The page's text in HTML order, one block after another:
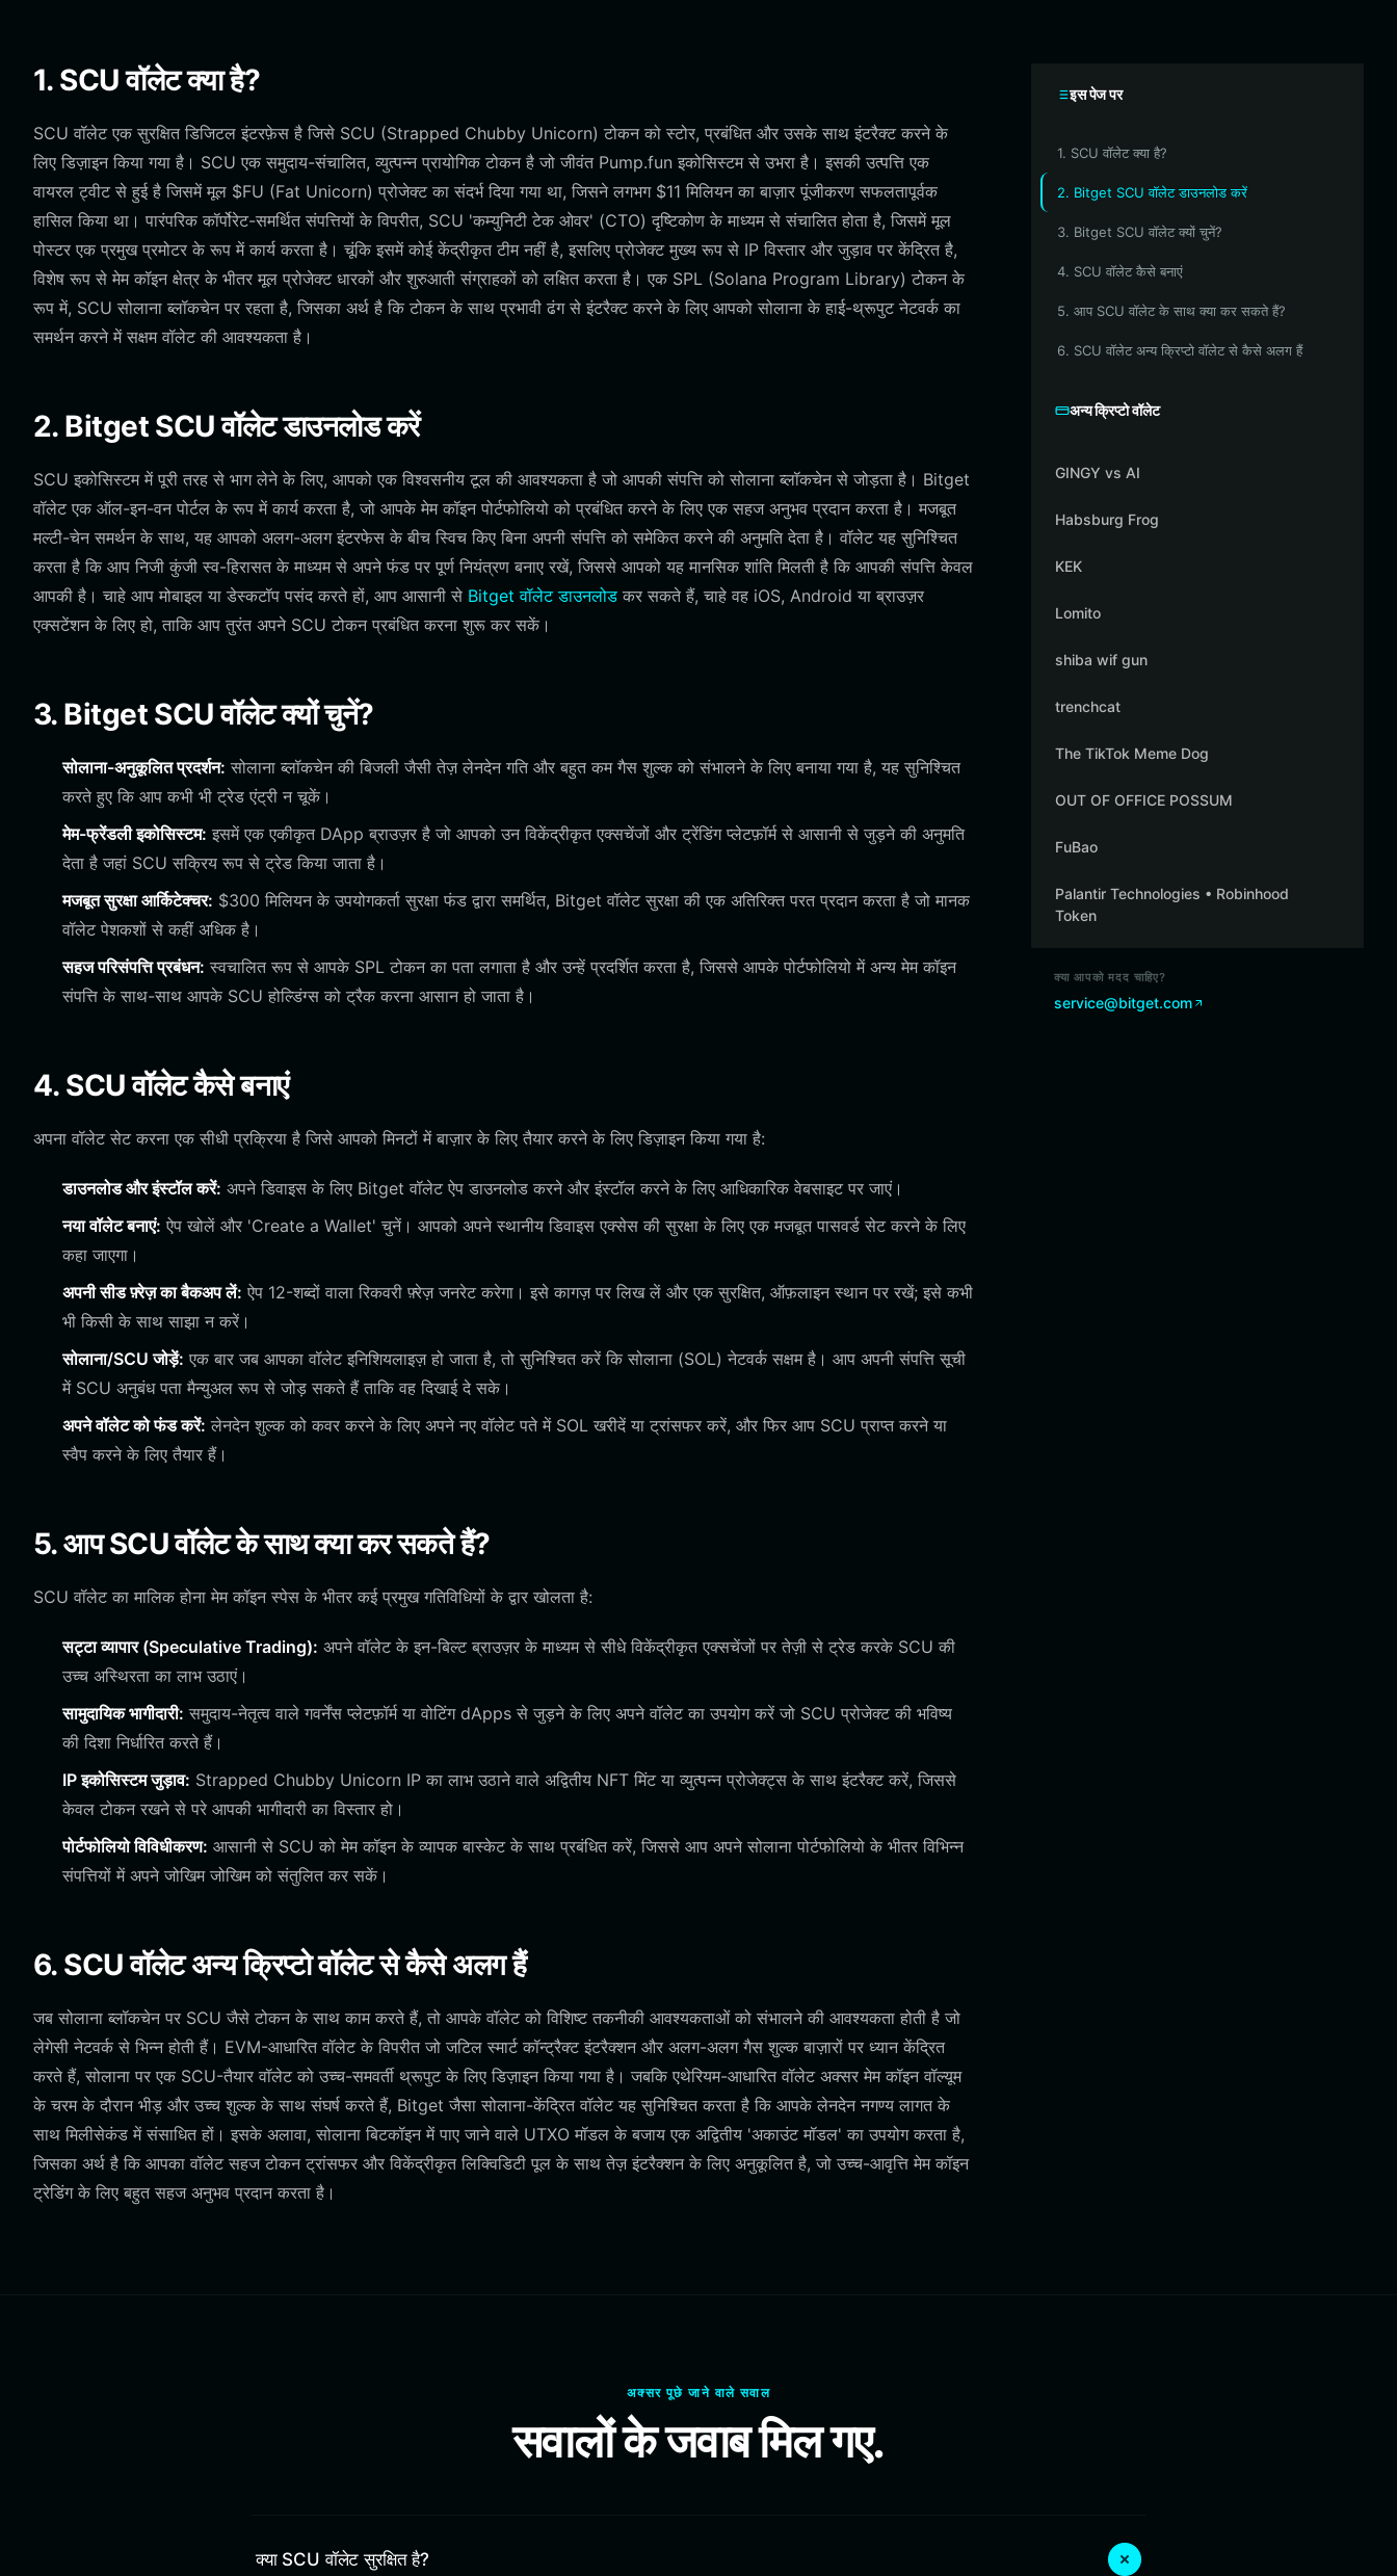
1. SCU वॉलेट क्या है?
SCU वॉलेट एक सुरक्षित डिजिटल इंटरफ़ेस है जिसे SCU (Strapped Chubby Unicorn) टोकन को स्टोर, प्रबंधित और उसके साथ इंटरैक्ट करने के
लिए डिज़ाइन किया गया है। SCU एक समुदाय-संचालित, व्युत्पन्न प्रायोगिक टोकन है जो जीवंत Pump.fun इकोसिस्टम से उभरा है। इसकी उत्पत्ति एक
वायरल ट्वीट से हुई है जिसमें मूल $FU (Fat Unicorn) प्रोजेक्ट का संदर्भ दिया गया था, जिसने लगभग $11 मिलियन का बाज़ार पूंजीकरण सफलतापूर्वक
हासिल किया था। पारंपरिक कॉर्पोरेट-समर्थित संपत्तियों के विपरीत, SCU 'कम्युनिटी टेक ओवर' (CTO) दृष्टिकोण के माध्यम से संचालित होता है, जिसमें मूल
पोस्टर एक प्रमुख प्रमोटर के रूप में कार्य करता है। चूंकि इसमें कोई केंद्रीकृत टीम नहीं है, इसलिए प्रोजेक्ट मुख्य रूप से IP विस्तार और जुड़ाव पर केंद्रित है,
विशेष रूप से मेम कॉइन क्षेत्र के भीतर मूल प्रोजेक्ट धारकों और शुरुआती संग्राहकों को लक्षित करता है। एक SPL (Solana Program Library) टोकन के
रूप में, SCU सोलाना ब्लॉकचेन पर रहता है, जिसका अर्थ है कि टोकन के साथ प्रभावी ढंग से इंटरैक्ट करने के लिए आपको सोलाना के हाई-थ्रूपुट नेटवर्क का
समर्थन करने में सक्षम वॉलेट की आवश्यकता है।
2. Bitget SCU वॉलेट डाउनलोड करें
SCU इकोसिस्टम में पूरी तरह से भाग लेने के लिए, आपको एक विश्वसनीय टूल की आवश्यकता है जो आपकी संपत्ति को सोलाना ब्लॉकचेन से जोड़ता है। Bitget
वॉलेट एक ऑल-इन-वन पोर्टल के रूप में कार्य करता है, जो आपके मेम कॉइन पोर्टफोलियो को प्रबंधित करने के लिए एक सहज अनुभव प्रदान करता है। मजबूत
मल्टी-चेन समर्थन के साथ, यह आपको अलग-अलग इंटरफेस के बीच स्विच किए बिना अपनी संपत्ति को समेकित करने की अनुमति देता है। वॉलेट यह सुनिश्चित
करता है कि आप निजी कुंजी स्व-हिरासत के माध्यम से अपने फंड पर पूर्ण नियंत्रण बनाए रखें, जिससे आपको यह मानसिक शांति मिलती है कि आपकी संपत्ति केवल
आपकी है। चाहे आप मोबाइल या डेस्कटॉप पसंद करते हों, आप आसानी से Bitget वॉलेट डाउनलोड कर सकते हैं, चाहे वह iOS, Android या ब्राउज़र
एक्सटेंशन के लिए हो, ताकि आप तुरंत अपने SCU टोकन प्रबंधित करना शुरू कर सकें।
3. Bitget SCU वॉलेट क्यों चुनें?
सोलाना-अनुकूलित प्रदर्शन: सोलाना ब्लॉकचेन की बिजली जैसी तेज़ लेनदेन गति और बहुत कम गैस शुल्क को संभालने के लिए बनाया गया है, यह सुनिश्चित
करते हुए कि आप कभी भी ट्रेड एंट्री न चूकें।
मेम-फ्रेंडली इकोसिस्टम: इसमें एक एकीकृत DApp ब्राउज़र है जो आपको उन विकेंद्रीकृत एक्सचेंजों और ट्रेंडिंग प्लेटफ़ॉर्म से आसानी से जुड़ने की अनुमति
देता है जहां SCU सक्रिय रूप से ट्रेड किया जाता है।
मजबूत सुरक्षा आर्किटेक्चर: $300 मिलियन के उपयोगकर्ता सुरक्षा फंड द्वारा समर्थित, Bitget वॉलेट सुरक्षा की एक अतिरिक्त परत प्रदान करता है जो मानक
वॉलेट पेशकशों से कहीं अधिक है।
सहज परिसंपत्ति प्रबंधन: स्वचालित रूप से आपके SPL टोकन का पता लगाता है और उन्हें प्रदर्शित करता है, जिससे आपके पोर्टफोलियो में अन्य मेम कॉइन
संपत्ति के साथ-साथ आपके SCU होल्डिंग्स को ट्रैक करना आसान हो जाता है।
4. SCU वॉलेट कैसे बनाएं
अपना वॉलेट सेट करना एक सीधी प्रक्रिया है जिसे आपको मिनटों में बाज़ार के लिए तैयार करने के लिए डिज़ाइन किया गया है:
डाउनलोड और इंस्टॉल करें: अपने डिवाइस के लिए Bitget वॉलेट ऐप डाउनलोड करने और इंस्टॉल करने के लिए आधिकारिक वेबसाइट पर जाएं।
नया वॉलेट बनाएं: ऐप खोलें और 'Create a Wallet' चुनें। आपको अपने स्थानीय डिवाइस एक्सेस की सुरक्षा के लिए एक मजबूत पासवर्ड सेट करने के लिए
कहा जाएगा।
अपनी सीड फ़्रेज़ का बैकअप लें: ऐप 12-शब्दों वाला रिकवरी फ़्रेज़ जनरेट करेगा। इसे कागज़ पर लिख लें और एक सुरक्षित, ऑफ़लाइन स्थान पर रखें; इसे कभी
भी किसी के साथ साझा न करें।
सोलाना/SCU जोड़ें: एक बार जब आपका वॉलेट इनिशियलाइज़ हो जाता है, तो सुनिश्चित करें कि सोलाना (SOL) नेटवर्क सक्षम है। आप अपनी संपत्ति सूची
में SCU अनुबंध पता मैन्युअल रूप से जोड़ सकते हैं ताकि वह दिखाई दे सके।
अपने वॉलेट को फंड करें: लेनदेन शुल्क को कवर करने के लिए अपने नए वॉलेट पते में SOL खरीदें या ट्रांसफर करें, और फिर आप SCU प्राप्त करने या
स्वैप करने के लिए तैयार हैं।
5. आप SCU वॉलेट के साथ क्या कर सकते हैं?
SCU वॉलेट का मालिक होना मेम कॉइन स्पेस के भीतर कई प्रमुख गतिविधियों के द्वार खोलता है:
सट्टा व्यापार (Speculative Trading): अपने वॉलेट के इन-बिल्ट ब्राउज़र के माध्यम से सीधे विकेंद्रीकृत एक्सचेंजों पर तेज़ी से ट्रेड करके SCU की
उच्च अस्थिरता का लाभ उठाएं।
सामुदायिक भागीदारी: समुदाय-नेतृत्व वाले गवर्नेंस प्लेटफ़ॉर्म या वोटिंग dApps से जुड़ने के लिए अपने वॉलेट का उपयोग करें जो SCU प्रोजेक्ट की भविष्य
की दिशा निर्धारित करते हैं।
IP इकोसिस्टम जुड़ाव: Strapped Chubby Unicorn IP का लाभ उठाने वाले अद्वितीय NFT मिंट या व्युत्पन्न प्रोजेक्ट्स के साथ इंटरैक्ट करें, जिससे
केवल टोकन रखने से परे आपकी भागीदारी का विस्तार हो।
पोर्टफोलियो विविधीकरण: आसानी से SCU को मेम कॉइन के व्यापक बास्केट के साथ प्रबंधित करें, जिससे आप अपने सोलाना पोर्टफोलियो के भीतर विभिन्न
संपत्तियों में अपने जोखिम जोखिम को संतुलित कर सकें।
6. SCU वॉलेट अन्य क्रिप्टो वॉलेट से कैसे अलग हैं
जब सोलाना ब्लॉकचेन पर SCU जैसे टोकन के साथ काम करते हैं, तो आपके वॉलेट को विशिष्ट तकनीकी आवश्यकताओं को संभालने की आवश्यकता होती है जो
लेगेसी नेटवर्क से भिन्न होती हैं। EVM-आधारित वॉलेट के विपरीत जो जटिल स्मार्ट कॉन्ट्रैक्ट इंटरैक्शन और अलग-अलग गैस शुल्क बाज़ारों पर ध्यान केंद्रित
करते हैं, सोलाना पर एक SCU-तैयार वॉलेट को उच्च-समवर्ती थ्रूपुट के लिए डिज़ाइन किया गया है। जबकि एथेरियम-आधारित वॉलेट अक्सर मेम कॉइन वॉल्यूम
के चरम के दौरान भीड़ और उच्च शुल्क के साथ संघर्ष करते हैं, Bitget जैसा सोलाना-केंद्रित वॉलेट यह सुनिश्चित करता है कि आपके लेनदेन नगण्य लागत के
साथ मिलीसेकंड में संसाधित हों। इसके अलावा, सोलाना बिटकॉइन में पाए जाने वाले UTXO मॉडल के बजाय एक अद्वितीय 'अकाउंट मॉडल' का उपयोग करता है,
जिसका अर्थ है कि आपका वॉलेट सहज टोकन ट्रांसफर और विकेंद्रीकृत लिक्विडिटी पूल के साथ तेज़ इंटरैक्शन के लिए अनुकूलित है, जो उच्च-आवृत्ति मेम कॉइन
ट्रेडिंग के लिए बहुत सहज अनुभव प्रदान करता है।
इस पेज पर
1. SCU वॉलेट क्या है?
2. Bitget SCU वॉलेट डाउनलोड करें
3. Bitget SCU वॉलेट क्यों चुनें?
4. SCU वॉलेट कैसे बनाएं
5. आप SCU वॉलेट के साथ क्या कर सकते हैं?
6. SCU वॉलेट अन्य क्रिप्टो वॉलेट से कैसे अलग हैं
अन्य क्रिप्टो वॉलेट
GINGY vs AI
Habsburg Frog
KEK
Lomito
shiba wif gun
trenchcat
The TikTok Meme Dog
OUT OF OFFICE POSSUM
FuBao
Palantir Technologies • Robinhood
Token
क्या आपको मदद चाहिए?
service@bitget.com
अक्सर पूछे जाने वाले सवाल
सवालों के जवाब मिल गए.
क्या SCU वॉलेट सुरक्षित है?